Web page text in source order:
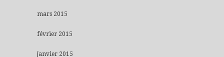
mars 2015
février 2015
janvier 2015